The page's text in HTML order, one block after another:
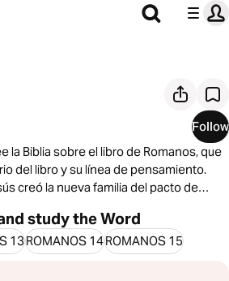
Follow
la Biblia sobre el libro de Romanos, que
del libro y su línea de pensamiento.
creó la nueva familia del pacto de
resurrección y del envío del
study the Word
13ROMANOS 14ROMANOS 15